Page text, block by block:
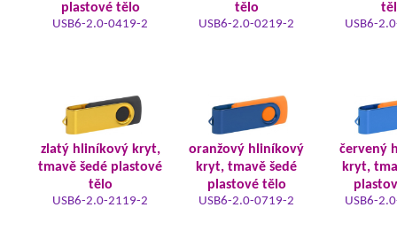
plastové tělo
USB6-2.0-0419-2
tělo
USB6-2.0-0219-2 USB6-
zlatý hliníkový kryt,
tmavě šedé plastové
tělo
USB6-2.0-2119-2
oranžový hliníkový
kryt, tmavě šedé
plastové tělo
USB6-2.0-0719-2
červený
kryt,
USB6-